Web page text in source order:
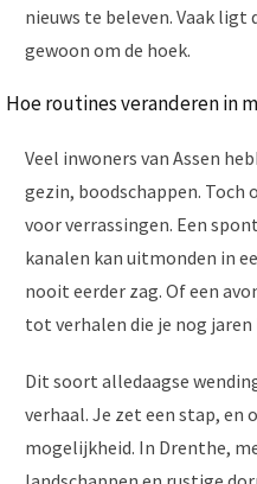
nieuws te beleven. Vaak
gewoon om de hoek.
Hoe routines veranderen in
Veel inwoners van Assen
gezin, boodschappen.
voor verrassingen. Een
kanalen kan uitmonden in
nooit eerder zag. Of een
tot verhalen die je nog
Dit soort alledaagse
verhaal. Je zet een stap, en
mogelijkheid. In Drenthe,